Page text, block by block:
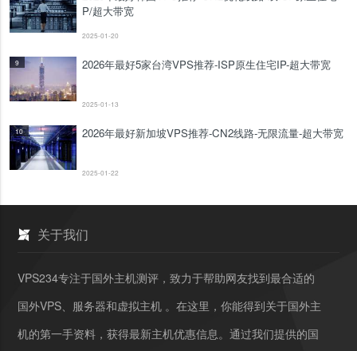
P/超大带宽
2025-01-20
9 2026年最好5家台湾VPS推荐-ISP原生住宅IP-超大带宽
2025-01-13
10 2026年最好新加坡VPS推荐-CN2线路-无限流量-超大带宽
2025-01-22
关于我们
VPS234专注于国外主机测评，致力于帮助网友找到最合适的
国外VPS、服务器和虚拟主机 。在这里，你能得到关于国外主
机的第一手资料，获得最新主机优惠信息。通过我们提供的国